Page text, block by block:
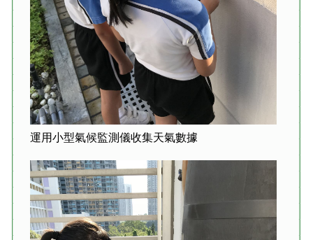
運用小型氣候監測儀收集天氣數據